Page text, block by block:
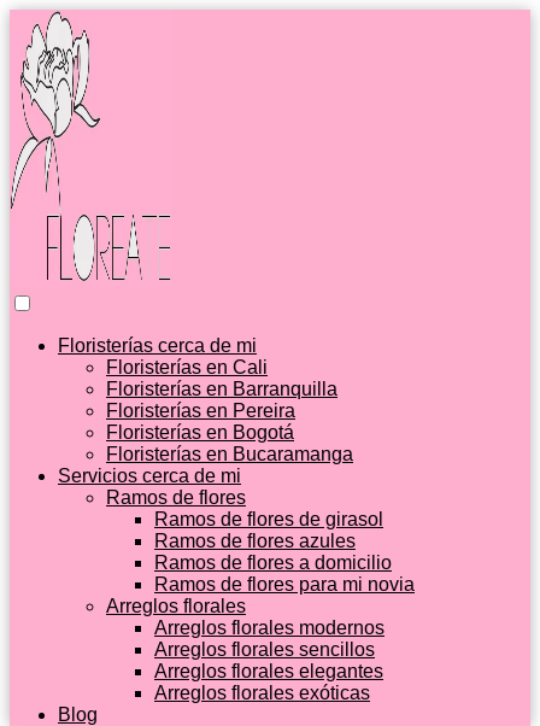
Floristerías cerca de mi
Floristerías en Cali
Floristerías en Barranquilla
Floristerías en Pereira
Floristerías en Bogotá
Floristerías en Bucaramanga
Servicios cerca de mi
Ramos de flores
Ramos de flores de girasol
Ramos de flores azules
Ramos de flores a domicilio
Ramos de flores para mi novia
Arreglos florales
Arreglos florales modernos
Arreglos florales sencillos
Arreglos florales elegantes
Arreglos florales exóticas
Blog